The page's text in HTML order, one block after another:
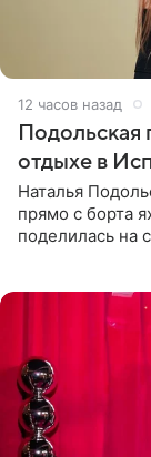
12 часов назад
Подольская
отдыхе в
Наталья
прямо с борта
поделилась на